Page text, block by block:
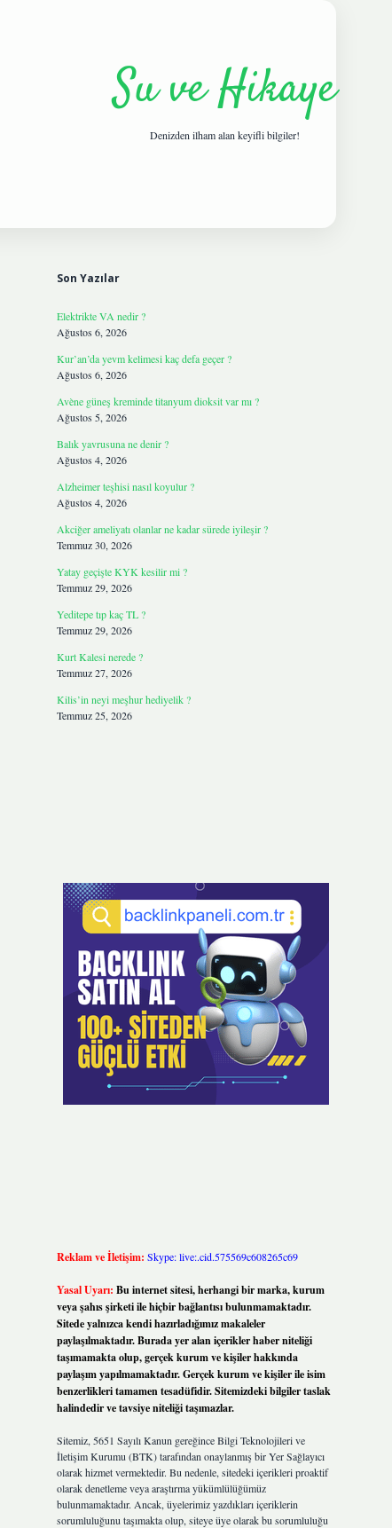
Su ve Hikaye
Denizden ilham alan keyifli bilgiler!
Son Yazılar
Elektrikte VA nedir ?
Ağustos 6, 2026
Kur’an’da yevm kelimesi kaç defa geçer ?
Ağustos 6, 2026
Avène güneş kreminde titanyum dioksit var mı ?
Ağustos 5, 2026
Balık yavrusuna ne denir ?
Ağustos 4, 2026
Alzheimer teşhisi nasıl koyulur ?
Ağustos 4, 2026
Akciğer ameliyatı olanlar ne kadar sürede iyileşir ?
Temmuz 30, 2026
Yatay geçişte KYK kesilir mi ?
Temmuz 29, 2026
Yeditepe tıp kaç TL ?
Temmuz 29, 2026
Kurt Kalesi nerede ?
Temmuz 27, 2026
Kilis’in neyi meşhur hediyelik ?
Temmuz 25, 2026
Reklam ve İletişim: Skype: live:.cid.575569c608265c69
Yasal Uyarı: Bu internet sitesi, herhangi bir marka, kurum
veya şahıs şirketi ile hiçbir bağlantısı bulunmamaktadır.
Sitede yalnızca kendi hazırladığımız makaleler
paylaşılmaktadır. Burada yer alan içerikler haber niteliği
taşımamakta olup, gerçek kurum ve kişiler hakkında
paylaşım yapılmamaktadır. Gerçek kurum ve kişiler ile isim
benzerlikleri tamamen tesadüfidir. Sitemizdeki bilgiler taslak
halindedir ve tavsiye niteliği taşımazlar.
Sitemiz, 5651 Sayılı Kanun gereğince Bilgi Teknolojileri ve
İletişim Kurumu (BTK) tarafından onaylanmış bir Yer Sağlayıcı
olarak hizmet vermektedir. Bu nedenle, sitedeki içerikleri proaktif
olarak denetleme veya araştırma yükümlülüğümüz
bulunmamaktadır. Ancak, üyelerimiz yazdıkları içeriklerin
sorumluluğunu taşımakta olup, siteye üye olarak bu sorumluluğu